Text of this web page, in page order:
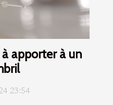
apporter à un
23:54